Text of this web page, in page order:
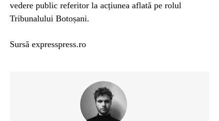
vedere public referitor la acțiunea aflată pe rolul
Tribunalului Botoșani.
Sursă expresspress.ro